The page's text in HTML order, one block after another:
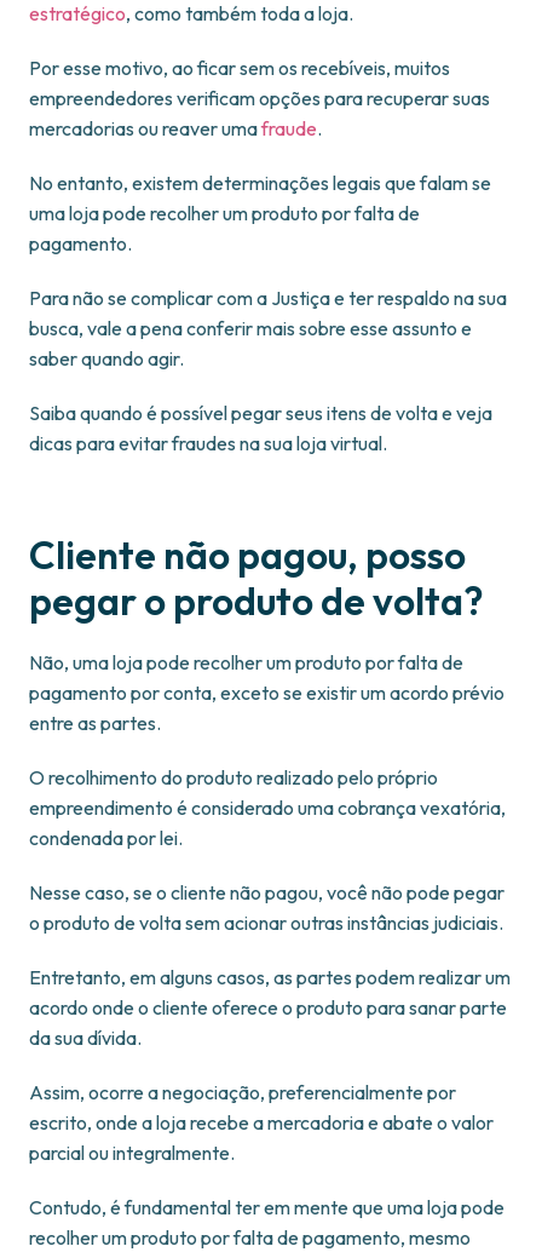
estratégico, como também toda a loja.
Por esse motivo, ao ficar sem os recebíveis, muitos
empreendedores verificam opções para recuperar suas
mercadorias ou reaver umafraude.
No entanto, existem determinações legais que falam se
uma loja pode recolher um produto por falta de
pagamento.
Para não se complicar com a Justiça e ter respaldo na sua
busca, vale a pena conferir mais sobre esse assunto e
saber quando agir.
Saiba quando é possível pegar seus itens de volta e veja
dicas para evitar fraudes na sua loja virtual.
Cliente não pagou, posso
pegar o produto de volta?
Não, uma loja pode recolher um produto por falta de
pagamento por conta, exceto se existir um acordo prévio
entre as partes.
O recolhimento do produto realizado pelo próprio
empreendimento é considerado uma cobrança vexatória,
condenada por lei.
Nesse caso, se o cliente não pagou, você não pode pegar
o produto de volta sem acionar outras instâncias judiciais.
Entretanto, em alguns casos, as partes podem realizar um
acordo onde o cliente oferece o produto para sanar parte
da sua dívida.
Assim, ocorre a negociação, preferencialmente por
escrito, onde a loja recebe a mercadoria e abate o valor
parcial ou integralmente.
Contudo, é fundamental ter em mente que uma loja pode
recolher um produto por falta de pagamento, mesmo